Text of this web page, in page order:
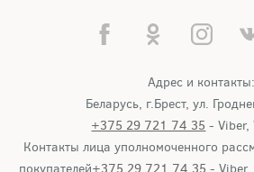
Адрес и контакты:
Беларусь, г.Брест, ул.
+375 29 721 74 35 - Viber,
Контакты лица уполномоченного